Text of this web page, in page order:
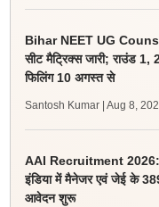
Bihar NEET UG
सीट मैट्रिक्स जारी; राउंड
फिलिंग 10 अगस्त से
Santosh Kumar | Aug 8,
AAI Recruitment 2026:
इंडिया में मैनेजर एवं जेई के 389
आवेदन शुरू